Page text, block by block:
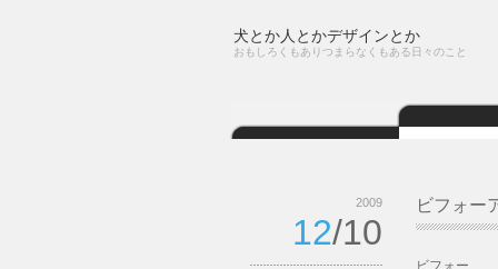
犬とか人とかデザインとか
おもしろくもありつまらなくもある日々のこと
ビフォー
ビフォー
2009
12/10